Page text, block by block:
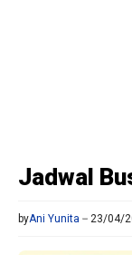
Jadwal
byAni Yunita 23/04/